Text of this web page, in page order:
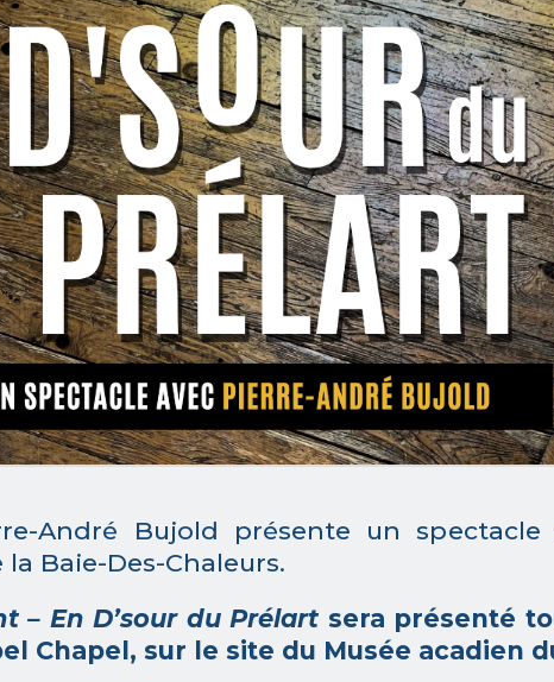
André Bujold présente un
Baie-Des-Chaleurs.
– En D’sour du Prélart sera présenté
Chapel, sur le site du Musée acadien